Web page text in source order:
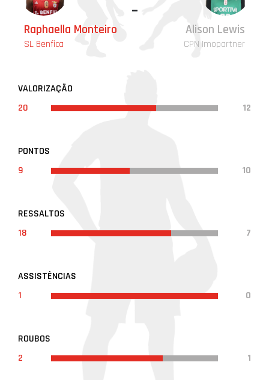
Raphaella Monteiro
SL Benfica
-
Alison Lewis
CPN Imopartner
VALORIZAÇÃO
20
12
PONTOS
9
10
RESSALTOS
18
7
ASSISTÊNCIAS
1
0
ROUBOS
2
1